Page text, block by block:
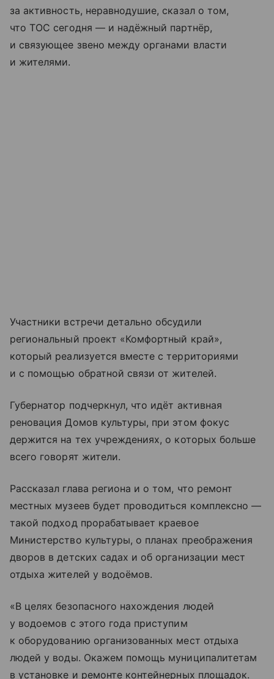
за активность, неравнодушие, сказал о том,
что ТОС сегодня — и надёжный партнёр,
и связующее звено между органами власти
и жителями.
Участники встречи детально обсудили
региональный проект «Комфортный край»,
который реализуется вместе с территориями
и с помощью обратной связи от жителей.
Губернатор подчеркнул, что идёт активная
реновация Домов культуры, при этом фокус
держится на тех учреждениях, о которых больше
всего говорят жители.
Рассказал глава региона и о том, что ремонт
местных музеев будет проводиться комплексно —
такой подход прорабатывает краевое
Министерство культуры, о планах преображения
дворов в детских садах и об организации мест
отдыха жителей у водоёмов.
«В целях безопасного нахождения людей
у водоемов с этого года приступим
к оборудованию организованных мест отдыха
людей у воды. Окажем помощь муниципалитетам
в установке и ремонте контейнерных площадок.